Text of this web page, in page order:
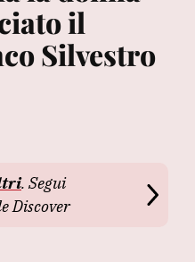
il
Silvestro
. Segui
Discover